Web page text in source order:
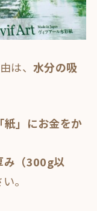
は、水分の吸
「紙」にお金をか
み（300g以
。